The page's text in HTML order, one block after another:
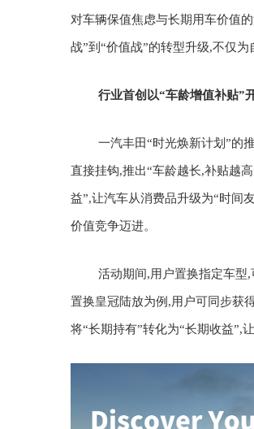
对车辆保值焦虑与长期用车价值
战”到“价值战”的转型升级,不仅
行业首创 以“车龄增值补贴”
一汽丰田“时光焕新计划”的
直接挂钩,推出“车龄越长,补贴越
益”,让汽车从消费品升级为“时间
价值竞争迈进。
活动期间,用户置换指定车型
置换皇冠陆放为例,用户可同步获
将“长期持有”转化为“长期收益”,